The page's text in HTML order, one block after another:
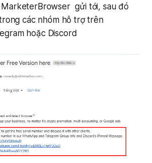
MarketerBrowser gửi tới, sau đó
các nhóm hỗ trợ trên
hoặc Discord